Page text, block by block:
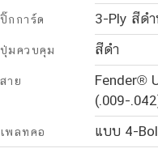
ปิ๊กการ์ด 3-Ply สีด
ปุ่มควบคุม สีดำ
สาย
Fender®
(.009-
เพลทคอ แบบ 4-